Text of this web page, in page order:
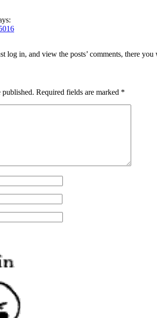
log in, and view the posts’ comments, there
published. Required fields are marked *